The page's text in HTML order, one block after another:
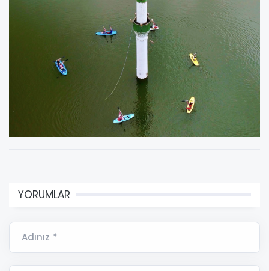
YORUMLAR
Adınız *